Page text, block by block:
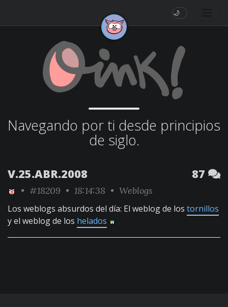
🌙
Navegando por ti desde principios
de siglo.
V.25.ABR.2008 87
• #18209 • 18:14:38 • Weblogs
Los weblogs absurdos del día: El weblog de los tornillos
y el weblog de los helados